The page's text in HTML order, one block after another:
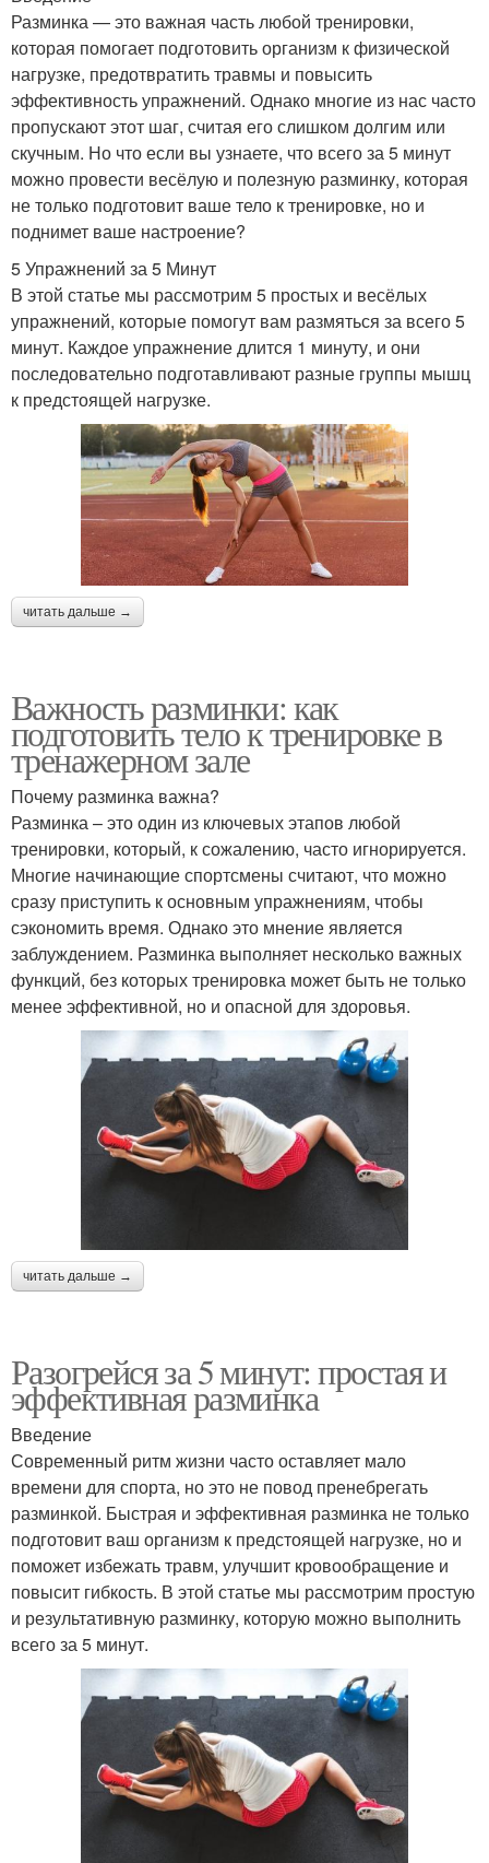
Разминка — это важная часть любой тренировки,
которая помогает подготовить организм к физической
нагрузке, предотвратить травмы и повысить
эффективность упражнений. Однако многие из нас часто
пропускают этот шаг, считая его слишком долгим или
скучным. Но что если вы узнаете, что всего за 5 минут
можно провести весёлую и полезную разминку, которая
не только подготовит ваше тело к тренировке, но и
поднимет ваше настроение?
5 Упражнений за 5 Минут
В этой статье мы рассмотрим 5 простых и весёлых
упражнений, которые помогут вам размяться за всего 5
минут. Каждое упражнение длится 1 минуту, и они
последовательно подготавливают разные группы мышц
к предстоящей нагрузке.
читать дальше →
Важность разминки: как
подготовить тело к тренировке в
тренажерном зале
Почему разминка важна?
Разминка – это один из ключевых этапов любой
тренировки, который, к сожалению, часто игнорируется.
Многие начинающие спортсмены считают, что можно
сразу приступить к основным упражнениям, чтобы
сэкономить время. Однако это мнение является
заблуждением. Разминка выполняет несколько важных
функций, без которых тренировка может быть не только
менее эффективной, но и опасной для здоровья.
читать дальше →
Разогрейся за 5 минут: простая и
эффективная разминка
Введение
Современный ритм жизни часто оставляет мало
времени для спорта, но это не повод пренебрегать
разминкой. Быстрая и эффективная разминка не только
подготовит ваш организм к предстоящей нагрузке, но и
поможет избежать травм, улучшит кровообращение и
повысит гибкость. В этой статье мы рассмотрим простую
и результативную разминку, которую можно выполнить
всего за 5 минут.